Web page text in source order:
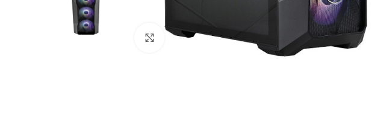
Cliquez pour agrandir